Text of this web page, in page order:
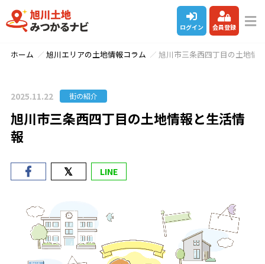
ログイン 会員登録
ホーム 旭川エリアの土地情報コラム 旭川市三条西四丁目の土地情
2025.11.22 街の紹介
旭川市三条西四丁目の土地情報と生活情
報
LINE